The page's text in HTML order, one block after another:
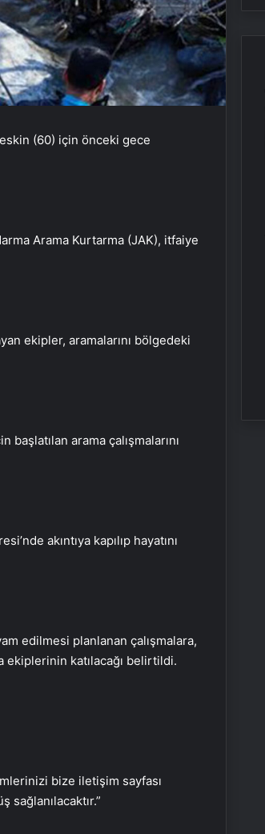
(60) için önceki gece
Arama Kurtarma (JAK), itfaiye
ekipler, aramalarını bölgedeki
arama çalışmalarını
akıntıya kapılıp hayatını
edilmesi planlanan çalışmalara,
ekiplerinin katılacağı belirtildi.
bize iletişim sayfası
Bahar Aksu cinayeti: Şüphelilerin
keşif görüntüleri ortaya çıktı
Bahar Aksu cinayeti: Katillerin keşif
görüntüleri ortaya çıktı